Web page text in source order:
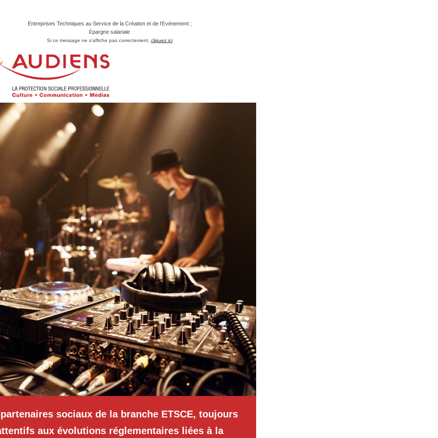
Entreprises Techniques au Service de la Création et de l'Événement ;
Épargne salariale
Si ce message ne s'affiche pas correctement, cliquez ici
sociaux de la branche ETSCE, toujours
aux évolutions réglementaires liées à la